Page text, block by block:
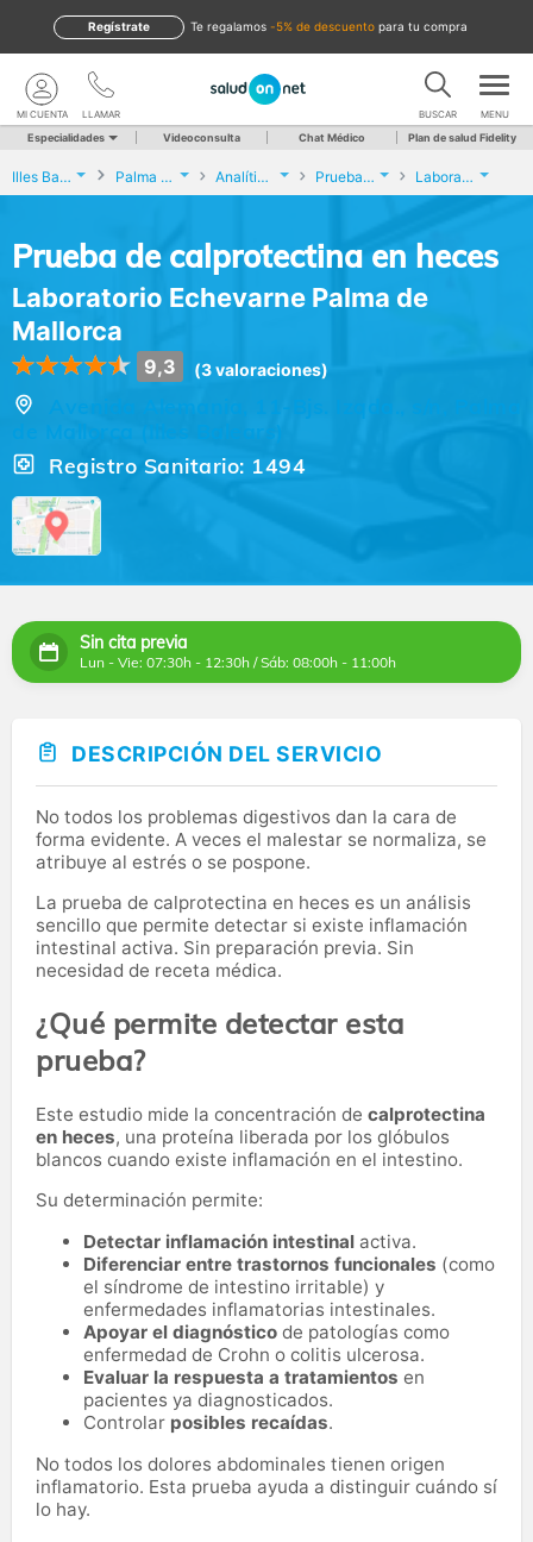
te regalamos -5% de descuento para tu compra
Regístrate
LLAMAR
MI CUENTA BUSCAR MENU
Especialidades Videoconsulta Chat Médico Plan de salud Fidelity
Illes Balears Palma de Mallorca Analíticas y Genética Prueba de calprotectina en heces Laboratorio Echevarne Palma de Mallorca
Prueba de calprotectina en heces
Laboratorio Echevarne Palma de
Mallorca
9,3 (3 valoraciones)
de Mallorca (Illes Balears)
Registro Sanitario: 1494
Sin cita previa
Lun - Vie: 07:30h - 12:30h / Sáb: 08:00h - 11:00h
DESCRIPCIÓN DEL SERVICIO
No todos los problemas digestivos dan la cara de
forma evidente. A veces el malestar se normaliza, se
atribuye al estrés o se pospone.
La prueba de calprotectina en heces es un análisis
sencillo que permite detectar si existe inflamación
intestinal activa. Sin preparación previa. Sin
necesidad de receta médica.
¿Qué permite detectar esta
prueba?
Este estudio mide la concentración de calprotectina
en heces, una proteína liberada por los glóbulos
blancos cuando existe inflamación en el intestino.
Su determinación permite:
Detectar inflamación intestinal activa.
Diferenciar entre trastornos funcionales (como
el síndrome de intestino irritable) y
enfermedades inflamatorias intestinales.
Apoyar el diagnóstico de patologías como
enfermedad de Crohn o colitis ulcerosa.
Evaluar la respuesta a tratamientos en
pacientes ya diagnosticados.
Controlar posibles recaídas.
No todos los dolores abdominales tienen origen
inflamatorio. Esta prueba ayuda a distinguir cuándo sí
lo hay.